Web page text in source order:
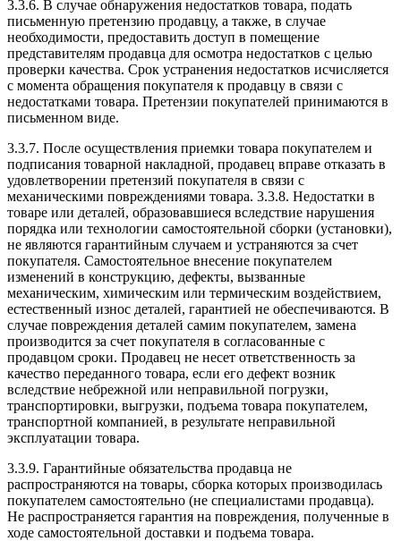
3.3.6. В случае обнаружения недостатков товара, подать
письменную претензию продавцу, а также, в случае
необходимости, предоставить доступ в помещение
представителям продавца для осмотра недостатков с целью
проверки качества. Срок устранения недостатков исчисляется
с момента обращения покупателя к продавцу в связи с
недостатками товара. Претензии покупателей принимаются в
письменном виде.
3.3.7. После осуществления приемки товара покупателем и
подписания товарной накладной, продавец вправе отказать в
удовлетворении претензий покупателя в связи с
механическими повреждениями товара. 3.3.8. Недостатки в
товаре или деталей, образовавшиеся вследствие нарушения
порядка или технологии самостоятельной сборки (установки),
не являются гарантийным случаем и устраняются за счет
покупателя. Самостоятельное внесение покупателем
изменений в конструкцию, дефекты, вызванные
механическим, химическим или термическим воздействием,
естественный износ деталей, гарантией не обеспечиваются. В
случае повреждения деталей самим покупателем, замена
производится за счет покупателя в согласованные с
продавцом сроки. Продавец не несет ответственность за
качество переданного товара, если его дефект возник
вследствие небрежной или неправильной погрузки,
транспортировки, выгрузки, подъема товара покупателем,
транспортной компанией, в результате неправильной
эксплуатации товара.
3.3.9. Гарантийные обязательства продавца не
распространяются на товары, сборка которых производилась
покупателем самостоятельно (не специалистами продавца).
Не распространяется гарантия на повреждения, полученные в
ходе самостоятельной доставки и подъема товара.